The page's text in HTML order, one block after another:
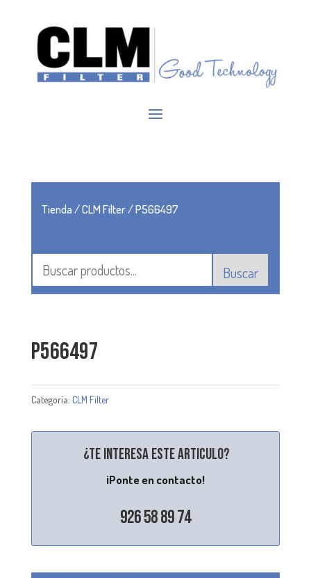
Tienda/CLM Filter/ P566497
Buscar
P566497
Categoría: CLM Filter
¿Te interesa este articulo?
¡Ponte en contacto!
926 58 89 74